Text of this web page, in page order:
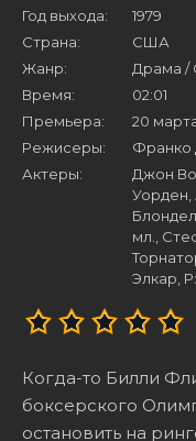
Год выхода:
1979
Страна:
США
Жанр:
Драма /
Время:
02:01
Премьера:
20
Режисеры:
Франко
Актеры:
Джон
Уорден,
мл.,
Элкар,
Когда-то Билли
боксерского
остановить на